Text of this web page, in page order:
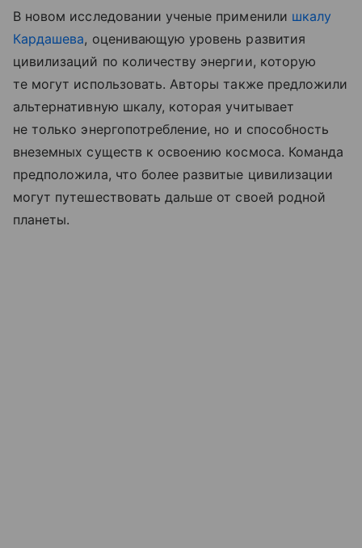
В новом исследовании ученые применили шкалу
Кардашева, оценивающую уровень развития
цивилизаций по количеству энергии, которую
те могут использовать. Авторы также предложили
альтернативную шкалу, которая учитывает
не только энергопотребление, но и способность
внеземных существ к освоению космоса. Команда
предположила, что более развитые цивилизации
могут путешествовать дальше от своей родной
планеты.